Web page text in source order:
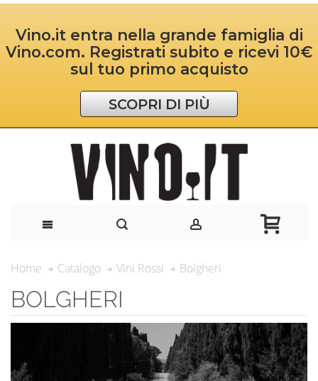
Vino.it entra nella grande famiglia di
Vino.com. Registrati subito e ricevi 10€
sul tuo primo acquisto
SCOPRI DI PIÙ
Home Catalogo Vini Rossi Bolgheri
BOLGHERI